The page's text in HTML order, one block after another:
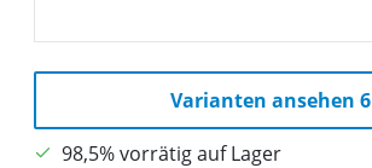
Varianten ansehen 6
98,5% vorrätig auf Lager